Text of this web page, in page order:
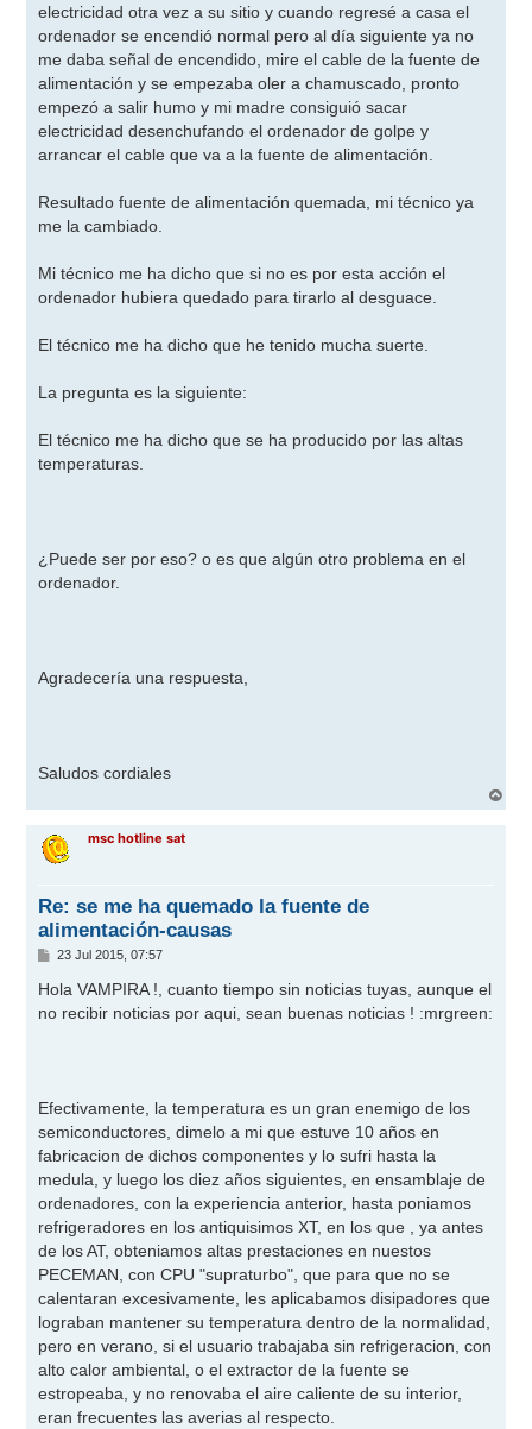
electricidad otra vez a su sitio y cuando regresé a casa el
ordenador se encendió normal pero al día siguiente ya no
me daba señal de encendido, mire el cable de la fuente de
alimentación y se empezaba oler a chamuscado, pronto
empezó a salir humo y mi madre consiguió sacar
electricidad desenchufando el ordenador de golpe y
arrancar el cable que va a la fuente de alimentación.
Resultado fuente de alimentación quemada, mi técnico ya
me la cambiado.
Mi técnico me ha dicho que si no es por esta acción el
ordenador hubiera quedado para tirarlo al desguace.
El técnico me ha dicho que he tenido mucha suerte.
La pregunta es la siguiente:
El técnico me ha dicho que se ha producido por las altas
temperaturas.
¿Puede ser por eso? o es que algún otro problema en el
ordenador.
Agradecería una respuesta,
Saludos cordiales
r
msc hotline sat
Re: se me ha quemado la fuente de
alimentación-causas
M
n
s
a
23 Jul 2015, 07:57
Hola VAMPIRA !, cuanto tiempo sin noticias tuyas, aunque el
no recibir noticias por aqui, sean buenas noticias ! :mrgreen:
Efectivamente, la temperatura es un gran enemigo de los
semiconductores, dimelo a mi que estuve 10 años en
fabricacion de dichos componentes y lo sufri hasta la
medula, y luego los diez años siguientes, en ensamblaje de
ordenadores, con la experiencia anterior, hasta poniamos
refrigeradores en los antiquisimos XT, en los que , ya antes
de los AT, obteniamos altas prestaciones en nuestos
PECEMAN, con CPU "supraturbo", que para que no se
calentaran excesivamente, les aplicabamos disipadores que
lograban mantener su temperatura dentro de la normalidad,
pero en verano, si el usuario trabajaba sin refrigeracion, con
alto calor ambiental, o el extractor de la fuente se
estropeaba, y no renovaba el aire caliente de su interior,
eran frecuentes las averias al respecto.